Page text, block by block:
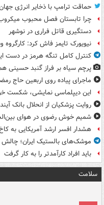
حماقت ترامپ با ذخایر انرژی
چرا تابستان فصل محبوب
دستگیری قاتل فراری در نوشهر
نیویورک تایمز فاش کرد: کارگروه
کنترل کامل تنگه هرمز در دست
پرچم سیاه بر فراز گنبد حسینی
ماجرای پیاده روی اربعین حاج
این دیپلماسی نمایشی، شکست
روایت پزشکیان از انحلال بانک
شمیم خوش رضوی در هوای
هشدار افسر ارشد آمریکایی به
موشک‌های بالستیک ایران؛ چالش
باید افراد کارآمدتر را به کار گرفت
سلامت